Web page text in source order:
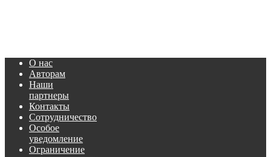
О нас
Авторам
Наши
партнеры
Контакты
Сотрудничество
Особое
уведомление
Ограничение